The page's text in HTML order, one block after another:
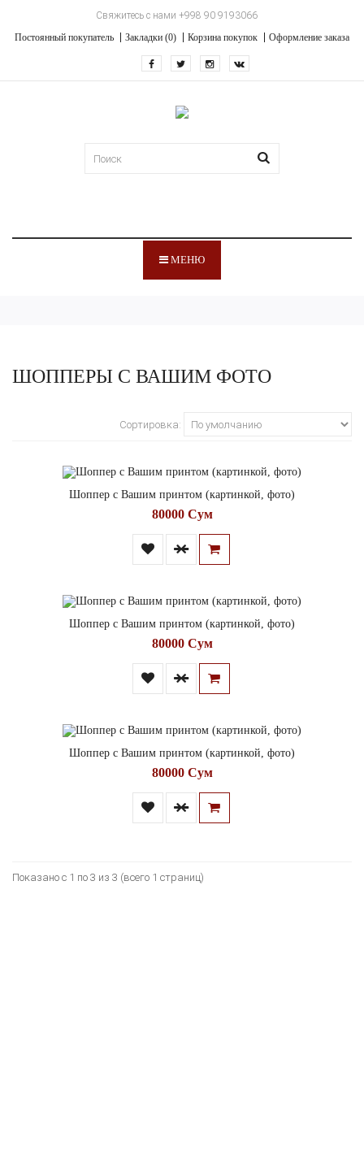
Свяжитесь с нами +998 90 9193066
Постоянный покупатель
Закладки (0) Корзина покупок Оформление заказа
МЕНЮ
ШОППЕРЫ С ВАШИМ ФОТО
Сортировка:
Шоппер с Вашим принтом (картинкой, фото)
80000 Сум
Шоппер с Вашим принтом (картинкой, фото)
80000 Сум
Шоппер с Вашим принтом (картинкой, фото)
80000 Сум
Показано с 1 по 3 из 3 (всего 1 страниц)